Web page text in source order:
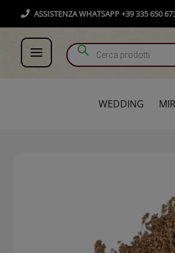
contenuto
ASSISTENZA WHATSAPP +39 335 650
Products
WEDDING